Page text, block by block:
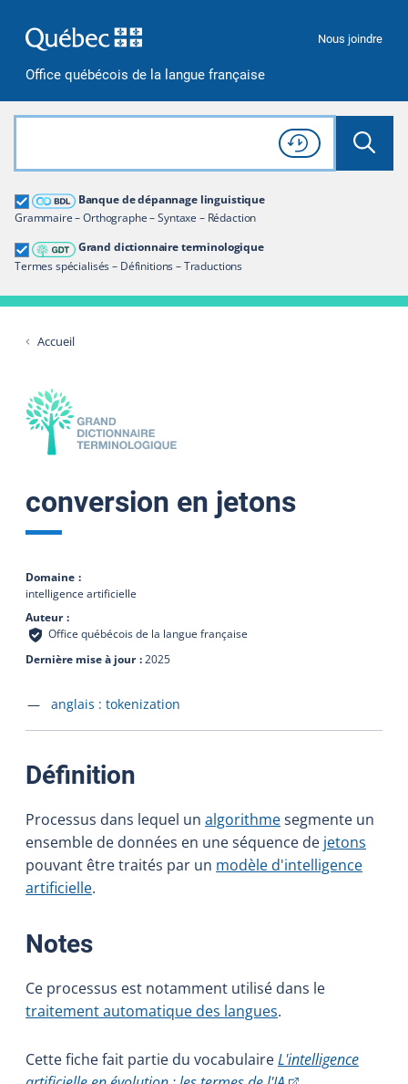
Office québécois de la langue française
Nous joindre
Rechercher dans tout le site
Lancer
Consulter l'
Historique
de recherche
Banque de dépannage linguistique
Grammaire – Orthographe – Syntaxe – Rédaction
Grand dictionnaire terminologique
Termes spécialisés – Définitions – Traductions
Grand dictionnaire terminologique
Restreindre aux termes
Accueil
conversion en jetons
Domaine
intelligence artificielle
Auteur
Office québécois de la langue française
Dernière mise à jour 2025
Accéder à la fiche en
anglais : tokenization
Définition
Processus dans lequel un algorithmesegmente un
ensemble de données en une séquence de jetons
pouvant être traités par un modèle d'intelligence
artificielle.
Notes:
Ce processus est notamment utilisé dans le
traitement automatique des langues.
Cette fiche fait partie du vocabulaireL'intelligence